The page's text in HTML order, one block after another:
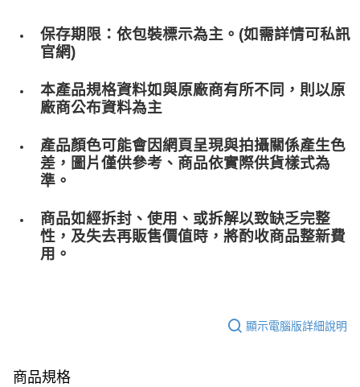
保存期限：依包裝標示為主。(如需詳情可私訊
官網)
本產品規格資料如與原廠商有所不同，則以原
廠商公布資料為主
產品顏色可能會因網頁呈現與拍攝關係產生色
差，圖片僅供參考、商品依實際供貨樣式為
準。
商品如經拆封、使用、或拆解以致缺乏完整
性，及失去再販售價值時，將酌收商品整﻿新費
用。
顯示電腦版詳細說明
商品規格